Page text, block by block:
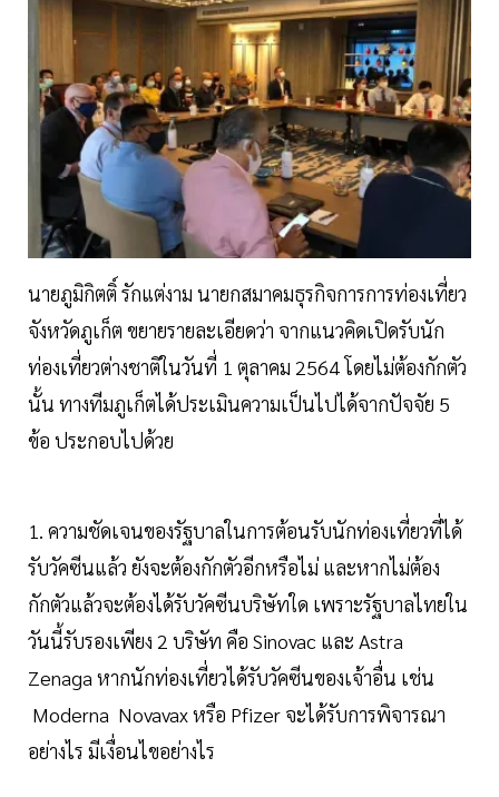
นายภูมิกิตติ์ รักแต่งาม นายกสมาคมธุรกิจการการท่องเที่ยว
จังหวัดภูเก็ต ขยายรายละเอียดว่า จากแนวคิดเปิดรับนัก
ท่องเที่ยวต่างชาติในวันที่ 1 ตุลาคม 2564 โดยไม่ต้องกักตัว
นั้น ทางทีมภูเก็ตได้ประเมินความเป็นไปได้จากปัจจัย 5
ข้อ ประกอบไปด้วย
1. ความชัดเจนของรัฐบาลในการต้อนรับนักท่องเที่ยวที่ได้
รับวัคซีนแล้ว ยังจะต้องกักตัวอีกหรือไม่ และหากไม่ต้อง
กักตัวแล้วจะต้องได้รับวัคซีนบริษัทใด เพราะรัฐบาลไทยใน
วันนี้รับรองเพียง 2 บริษัท คือ Sinovac และ Astra
Zenaga หากนักท่องเที่ยวได้รับวัคซีนของเจ้าอื่น เช่น
Moderna Novavax หรือ Pfizer จะได้รับการพิจารณา
อย่างไร มีเงื่อนไขอย่างไร